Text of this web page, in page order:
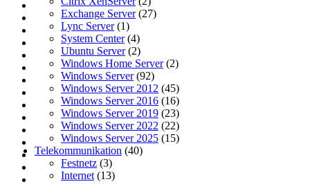
Exchange Server(27)
Lync Server(1)
System Center(4)
Ubuntu Server(2)
Windows Home Server(2)
Windows Server(92)
Windows Server 2012 (45)
Windows Server 2016 (16)
Windows Server 2019 (23)
Windows Server 2022 (22)
Windows Server 2025 (15)
Telekommunikation (40)
Festnetz (3)
Internet (13)